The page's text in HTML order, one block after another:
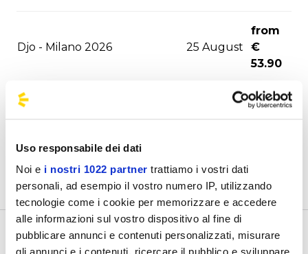
Uso responsabile dei dati
Noi e i nostri 1022 partner trattiamo i vostri dati
personali, ad esempio il vostro numero IP, utilizzando
tecnologie come i cookie per memorizzare e accedere
alle informazioni sul vostro dispositivo al fine di
pubblicare annunci e contenuti personalizzati, misurare
Djo - Milano 2026 25 August
from
€
53.90
Hollywood Vampires - Este
from
€
Joji - Milano 2026
03
September
€
56.60
from
Welcome to the official BusForFun agencies page, where